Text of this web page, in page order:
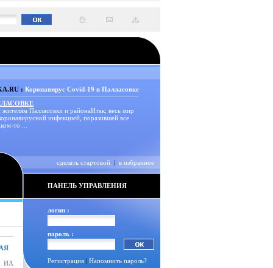
: Коронавирус Covid-19 в Палласовке
Палласовки и районаИтак, весь мир
инфекцией, поразившей все
то ...
сделать стартовой | в избранное
ПАНЕЛЬ УПРАВЛЕНИЯ
ИА
логин :
пароль :
Регистрация | Напомнить пароль?